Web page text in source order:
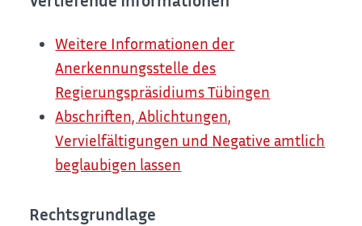
Weitere Informationen der
Anerkennungsstelle des
Regierungspräsidiums Tübingen
Abschriften, Ablichtungen,
Vervielfältigungen und Negative amtlich
beglaubigen lassen
Rechtsgrundlage